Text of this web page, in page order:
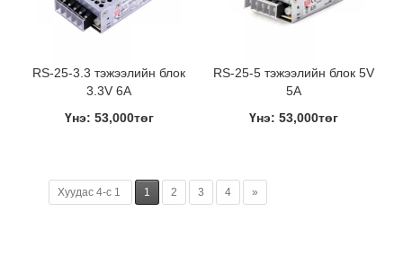
RS-25-3.3 тэжээлийн блок
3.3V 6A
Үнэ: 53,000төг
RS-25-5 тэжээлийн блок 5V
5A
Үнэ: 53,000төг
Хуудас 4-с 1 1 2 3 4 »